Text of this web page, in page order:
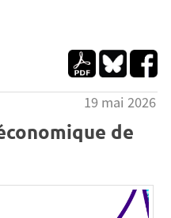
19 mai 2026
de